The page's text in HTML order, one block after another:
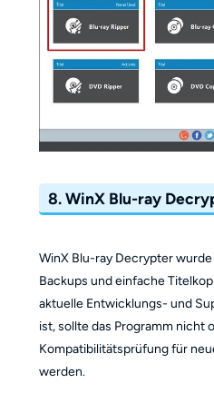
8. WinX Blu-ray
WinX Blu-ray Decrypter
Backups und einfache
aktuelle Entwicklungs- und
ist, sollte das Programm nicht
Kompatibilitätsprüfung für
werden.